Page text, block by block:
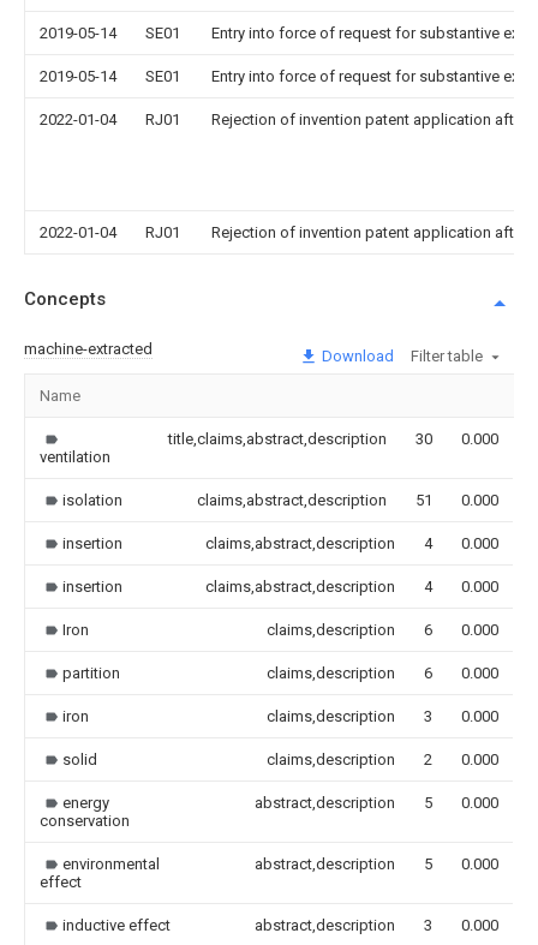
2019-05-14 SE01 Entry into force of request for substantive
2019-05-14 SE01 Entry into force of request for substantive
2022-01-04 RJ01 Rejection of invention patent application after
2022-01-04 RJ01 Rejection of invention patent application after
Concepts
machine-extracted Download Filter table
Name
ventilation
title,claims,abstract,description 30 0.000
isolation claims,abstract,description 51 0.000
insertion claims,abstract,description 4 0.000
insertion claims,abstract,description 4 0.000
Iron claims,description 6 0.000
partition claims,description 6 0.000
iron claims,description 3 0.000
solid claims,description 2 0.000
energy
conservation
abstract,description 5 0.000
environmental
effect
abstract,description 5 0.000
inductive effect abstract,description 3 0.000